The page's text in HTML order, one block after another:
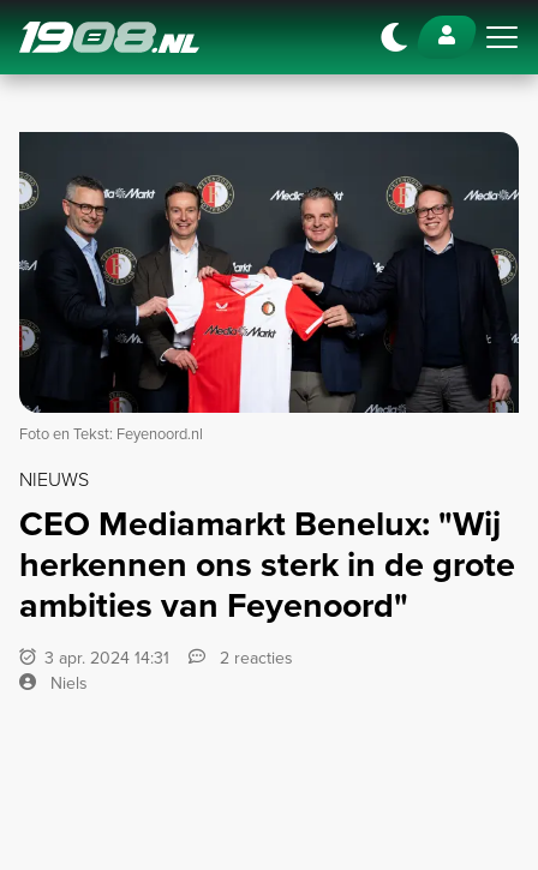
Navigation
Foto en Tekst: Feyenoord.nl
NIEUWS
CEO Mediamarkt Benelux: "Wij
herkennen ons sterk in de grote
ambities van Feyenoord"
3 apr. 2024 14:31
2 reacties
Niels